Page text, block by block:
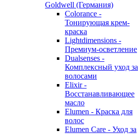
Goldwell (Германия)
Colorance -
Тонирующая крем-
краска
Lightdimensions -
Премиум-осветление
Dualsenses -
Комплексный уход за
волосами
Elixir -
Восстанавливающее
масло
Elumen - Краска для
волос
Elumen Care - Уход за